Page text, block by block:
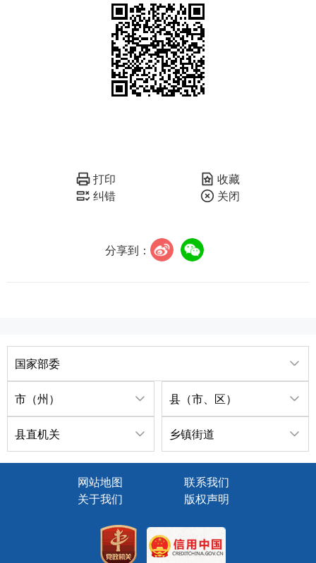
打印
收藏
纠错
关闭
分享到：
国家部委
市（州） 县（市、区）
县直机关 乡镇街道
网站地图
联系我们
关于我们
版权声明